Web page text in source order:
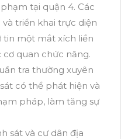
tại quận 4. Các
triển khai trực diện
tin một mắt xích liền
cơ quan chức năng.
tra thường xuyên
có thể phát hiện và
pháp, làm tăng sự
sát và cư dân địa